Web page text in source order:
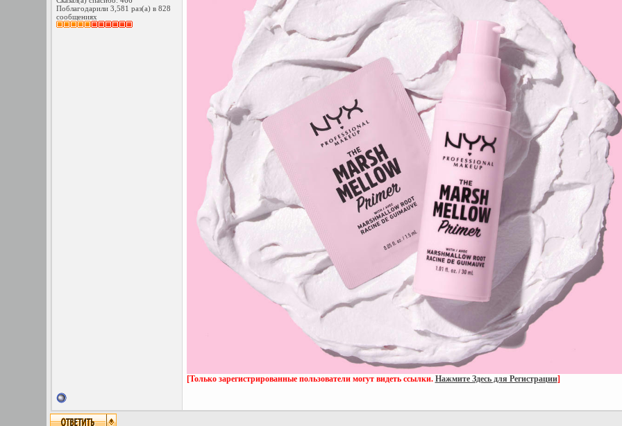
Поблагодарили 3,581 раз(а) в 828
сообщениях
[Только зарегистрированные пользователи могут видеть ссылки. Нажмите Здесь для Регистрации]